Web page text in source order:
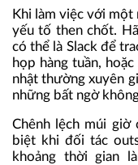
Khi làm việc với
yếu tố then chốt.
có thể là Slack để
họp hàng tuần,
nhật thường xuyên
những bất ngờ
Chênh lệch múi giờ
biệt khi đối tác
khoảng thời gian